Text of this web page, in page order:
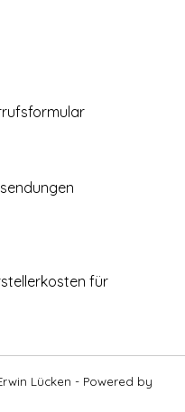
für
Lücken - Powered by